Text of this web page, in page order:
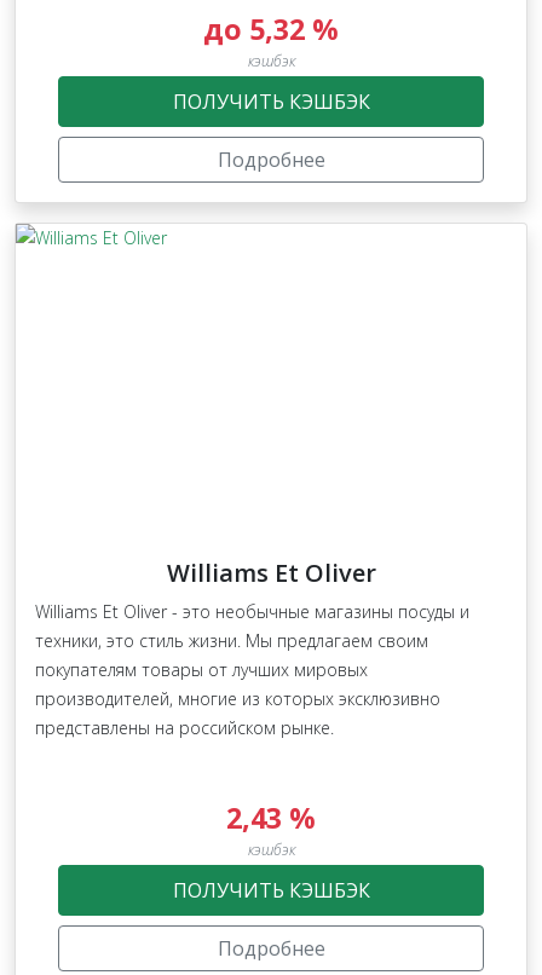
до 5,32 %
кэшбэк
ПОЛУЧИТЬ КЭШБЭК
Подробнее
Williams Et Oliver
Williams Et Oliver - это необычные магазины посуды и
техники, это стиль жизни. Мы предлагаем своим
покупателям товары от лучших мировых
производителей, многие из которых эксклюзивно
представлены на российском рынке.
2,43 %
кэшбэк
ПОЛУЧИТЬ КЭШБЭК
Подробнее